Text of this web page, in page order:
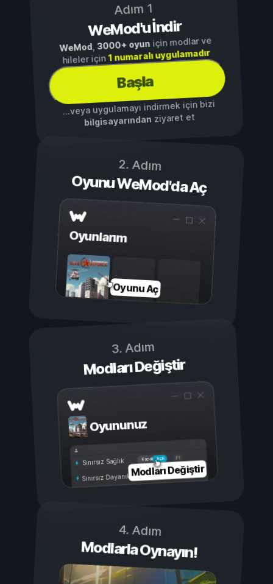
Adım 1
WeMod'u İndir
WeMod,3000+ oyuniçin modlar ve
hileler için1 numaralı uygulamadır
Başla
...veya uygulamayı indirmek için bizi
bilgisayarından ziyaret et
2. Adım
Oyunu WeMod'da Aç
Oyunlarım
Oyunu Aç
3. Adım
Modları Değiştir
Oyununuz
Açık
Kapalı
Sınırsız Sağlık
Sınırsız DayanıklılıkModları Değiştir
4. Adım
Modlarla Oynayın!